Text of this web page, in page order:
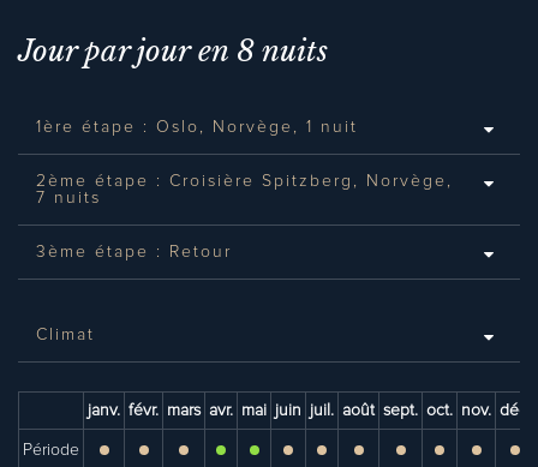
Jour par jour en 8 nuits
1ère étape : Oslo, Norvège, 1 nuit
2ème étape : Croisière Spitzberg, Norvège,
7 nuits
3ème étape : Retour
Climat
janv. févr. mars avr. mai juin juil. août sept. oct. nov. déc.
Période